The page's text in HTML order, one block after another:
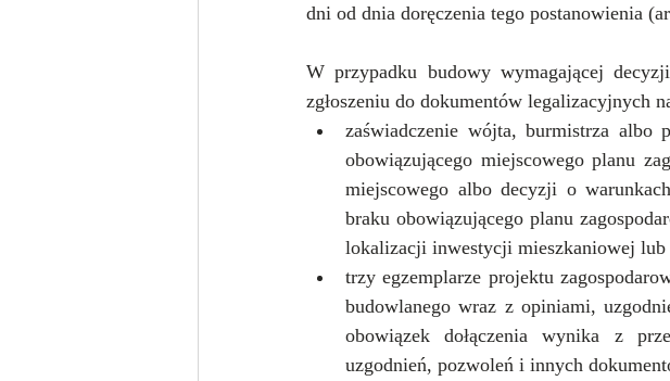
dni od dnia doręczenia tego postanowienia
W przypadku budowy wymagającej
zgłoszeniu do dokumentów legalizacyjnych
zaświadczenie wójta, burmistrza albo
obowiązującego miejscowego planu
miejscowego albo decyzji o
braku obowiązującego planu
lokalizacji inwestycji mieszkaniowej lub
trzy egzemplarze projektu
budowlanego wraz z opiniami,
obowiązek dołączenia wynika z
uzgodnień, pozwoleń i innych